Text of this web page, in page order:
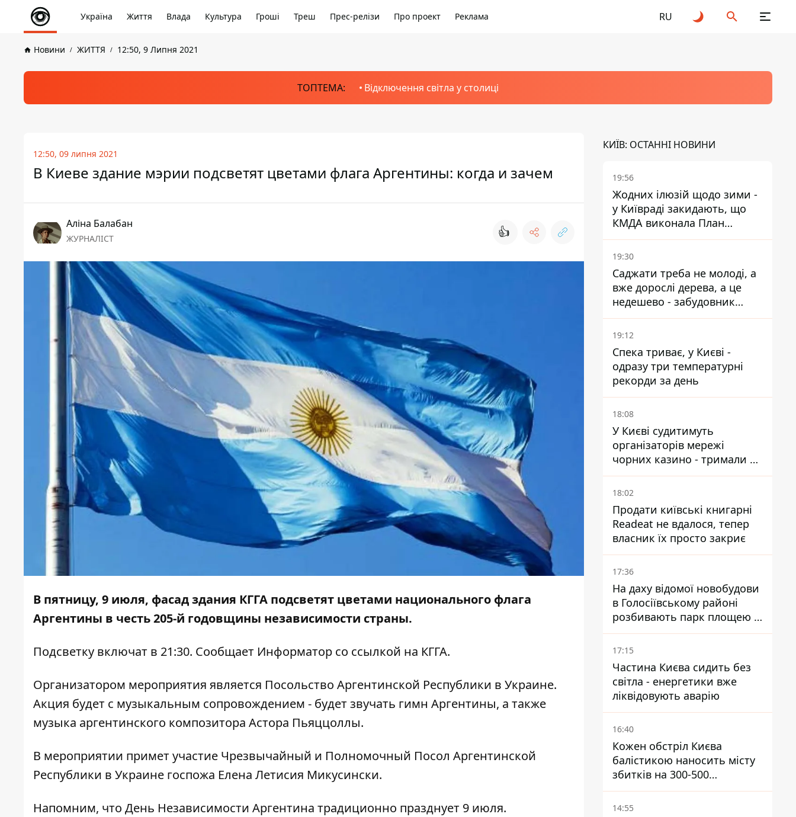
Україна Життя Влада Культура Гроші Треш Прес-релізи Про проект Реклама RU
Новини ЖИТТЯ 12:50, 9 Липня 2021
ТОПТЕМА: Відключення світла у столиці
12:50, 09 липня 2021
В Киеве здание мэрии подсветят цветами флага Аргентины: когда и зачем
Аліна Балабан
ЖУРНАЛІСТ 👍
В пятницу, 9 июля, фасад здания КГГА подсветят цветами национального флага
Аргентины в честь 205-й годовщины независимости страны.
Подсветку включат в 21:30. Сообщает Информатор со ссылкой на КГГА.
Организатором мероприятия является Посольство Аргентинской Республики в Украине.
Акция будет с музыкальным сопровождением - будет звучать гимн Аргентины, а также
музыка аргентинского композитора Астора Пьяццоллы.
В мероприятии примет участие Чрезвычайный и Полномочный Посол Аргентинской
Республики в Украине госпожа Елена Летисия Микусински.
Напомним, что День Независимости Аргентина традиционно празднует 9 июля.
КИЇВ: ОСТАННІ НОВИНИ
19:56
Жодних ілюзій щодо зими -
у Київраді закидають, що
КМДА виконала План
стійкості на 20%
19:30
Саджати треба не молоді, а
вже дорослі дерева, а це
недешево - забудовник
Ніконов
19:12
Спека триває, у Києві -
одразу три температурні
рекорди за день
18:08
У Києві судитимуть
організаторів мережі
чорних казино - тримали 39
закладів
18:02
Продати київські книгарні
Readeat не вдалося, тепер
власник їх просто закриє
17:36
На даху відомої новобудови
в Голосіївському районі
розбивають парк площею в
гектар
17:15
Частина Києва сидить без
світла - енергетики вже
ліквідовують аварію
16:40
Кожен обстріл Києва
балістикою наносить місту
збитків на 300-500
мільйонів - Петро
Пантелеєв
14:55